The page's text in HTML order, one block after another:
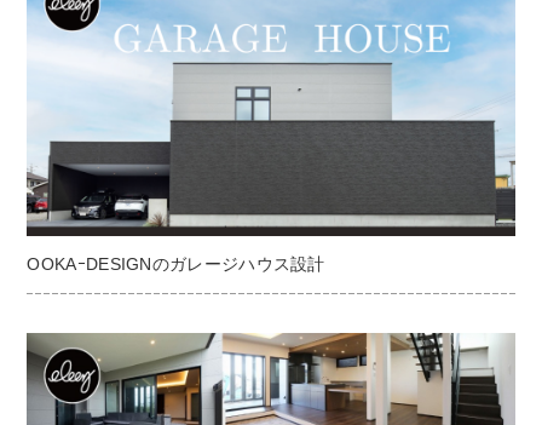
OOKAｰDESIGNのガレージハウス設計